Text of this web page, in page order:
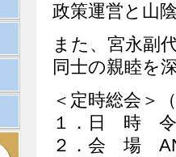
政策運営と山
また、宮永副
同士の親睦を
＜定時総会＞
１．日 時 令
２．会 場